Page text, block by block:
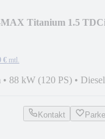
Titanium 1.5
€ mtl.
• 88 kW (120 PS) • Diesel
Kontakt